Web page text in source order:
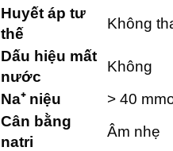
Huyết áp tư
thế
Không
Dấu hiệu mất
nước
Không
Na⁺ niệu
> 40
Cân bằng
natri
Âm nhẹ